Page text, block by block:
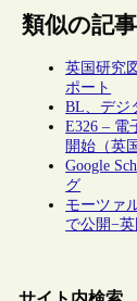
類似の記事
英国研究
ポート
BL、デジ
E326 – 電
開始（英
Google
グ
モーツァ
で公開−